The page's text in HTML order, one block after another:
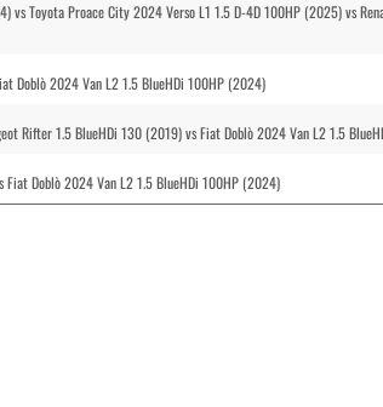
Toyota Proace City 2024 Verso L1 1.5 D-4D 100HP (2025) vs
Doblò 2024 Van L2 1.5 BlueHDi 100HP (2024)
Rifter 1.5 BlueHDi 130 (2019) vs Fiat Doblò 2024 Van L2 1.5
Doblò 2024 Van L2 1.5 BlueHDi 100HP (2024)